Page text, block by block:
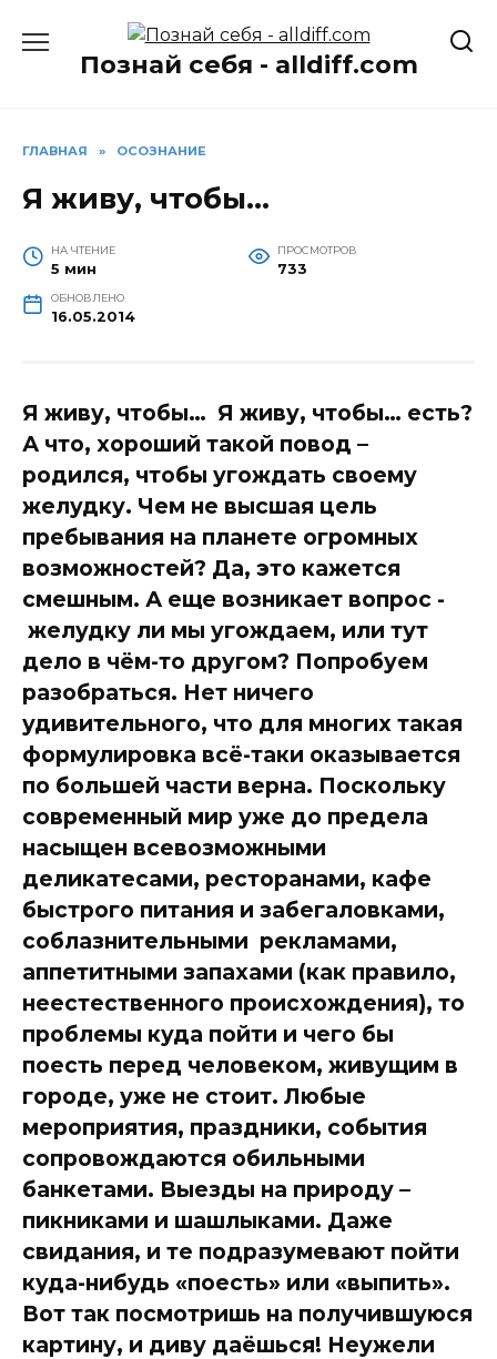
содержаниюПознай себя - alldiff.com
ГЛАВНАЯ » ОСОЗНАНИЕ
Я живу, чтобы…
НА ЧТЕНИЕ
5 мин
ПРОСМОТРОВ
733
ОБНОВЛЕНО
16.05.2014
Я живу, чтобы… Я живу, чтобы… есть?
А что, хороший такой повод –
родился, чтобы угождать своему
желудку. Чем не высшая цель
пребывания на планете огромных
возможностей? Да, это кажется
смешным. А еще возникает вопрос -
желудку ли мы угождаем, или тут
дело в чём-то другом? Попробуем
разобраться. Нет ничего
удивительного, что для многих такая
формулировка всё-таки оказывается
по большей части верна. Поскольку
современный мир уже до предела
насыщен всевозможными
деликатесами, ресторанами, кафе
быстрого питания и забегаловками,
соблазнительными рекламами,
аппетитными запахами (как правило,
неестественного происхождения), то
проблемы куда пойти и чего бы
поесть перед человеком, живущим в
городе, уже не стоит. Любые
мероприятия, праздники, события
сопровождаются обильными
банкетами. Выезды на природу –
пикниками и шашлыками. Даже
свидания, и те подразумевают пойти
куда-нибудь «поесть» или «выпить».
Вот так посмотришь на получившуюся
картину, и диву даёшься! Неужели